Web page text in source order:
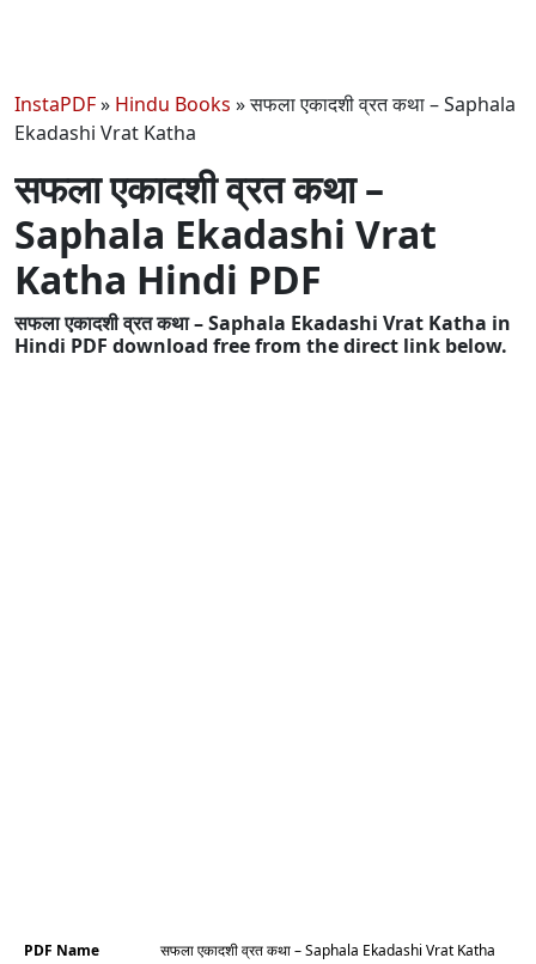
InstaPDF» Hindu Books »सफला एकादशी व्रत कथा – Saphala
Ekadashi Vrat Katha
सफला एकादशी व्रत कथा –
Saphala Ekadashi Vrat
Katha Hindi PDF
सफला एकादशी व्रत कथा – Saphala Ekadashi Vrat Katha in
Hindi PDF download free from the direct link below.
PDF Name सफला एकादशी व्रत कथा – Saphala Ekadashi Vrat Katha